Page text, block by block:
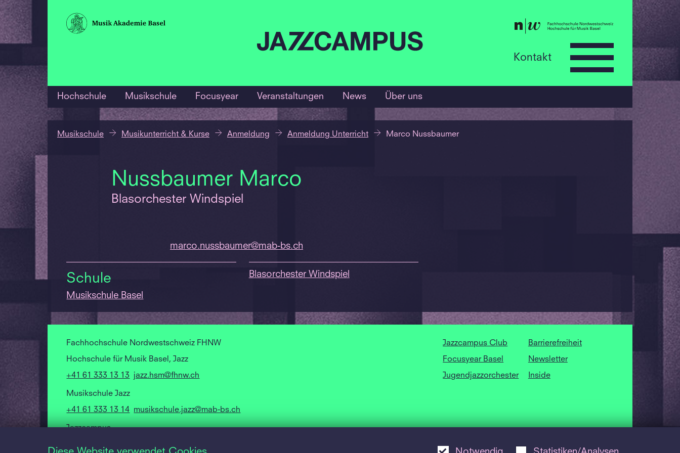
Kontakt
Hochschule Musikschule Focusyear Veranstaltungen News Über uns
Musikschule Musikunterricht & Kurse Anmeldung Anmeldung Unterricht Marco Nussbaumer
Nussbaumer Marco
Blasorchester Windspiel
marco.nussbaumer@mab-bs.ch
Schule
Musikschule Basel
Blasorchester Windspiel
Fachhochschule Nordwestschweiz FHNW
Hochschule für Musik Basel, Jazz
+41 61 333 13 13
jazz.hsm@fhnw.ch
Musikschule Jazz
+41 61 333 13 14 musikschule.jazz@mab-bs.ch
Jazzcampus
Jazzcampus Club
Focusyear Basel
Jugendjazzorchester
Barrierefreiheit
Newsletter
Inside